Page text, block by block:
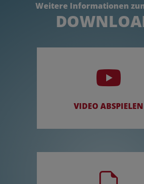
Weitere Informationen
VIDEO ABSPIELEN